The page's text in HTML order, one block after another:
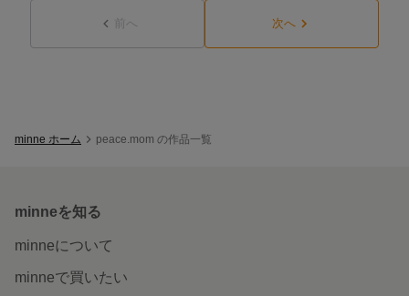
前へ 次へ
minne ホーム peace.mom の作品一覧
minneを知る
minneについて
minneで買いたい